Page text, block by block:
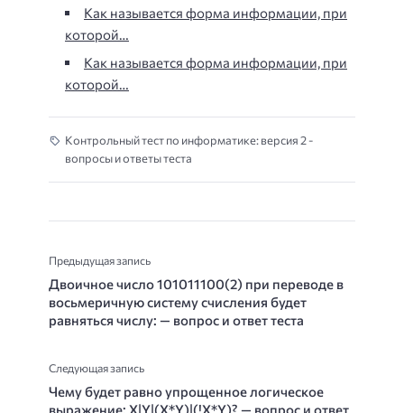
Как называется форма информации, при
которой…
Как называется форма информации, при
которой…
Контрольный тест по информатике: версия 2 -
вопросы и ответы теста
Предыдущая запись
Двоичное число 101011100(2) при переводе в
восьмеричную систему счисления будет
равняться числу: — вопрос и ответ теста
Следующая запись
Чему будет равно упрощенное логическое
выражение: X|Y|(X*Y)|(!X*Y)? — вопрос и ответ